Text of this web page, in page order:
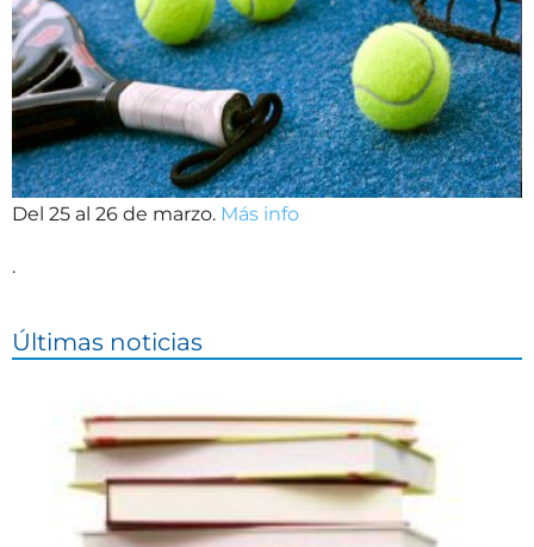
Del 25 al 26 de marzo. Más info
.
Últimas noticias